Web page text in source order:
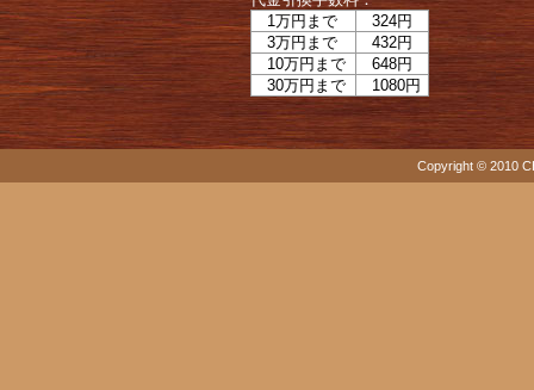
1万円まで
324円
3万円まで
432円
10万円まで
648円
30万円まで
1080円
Copyright © 2010